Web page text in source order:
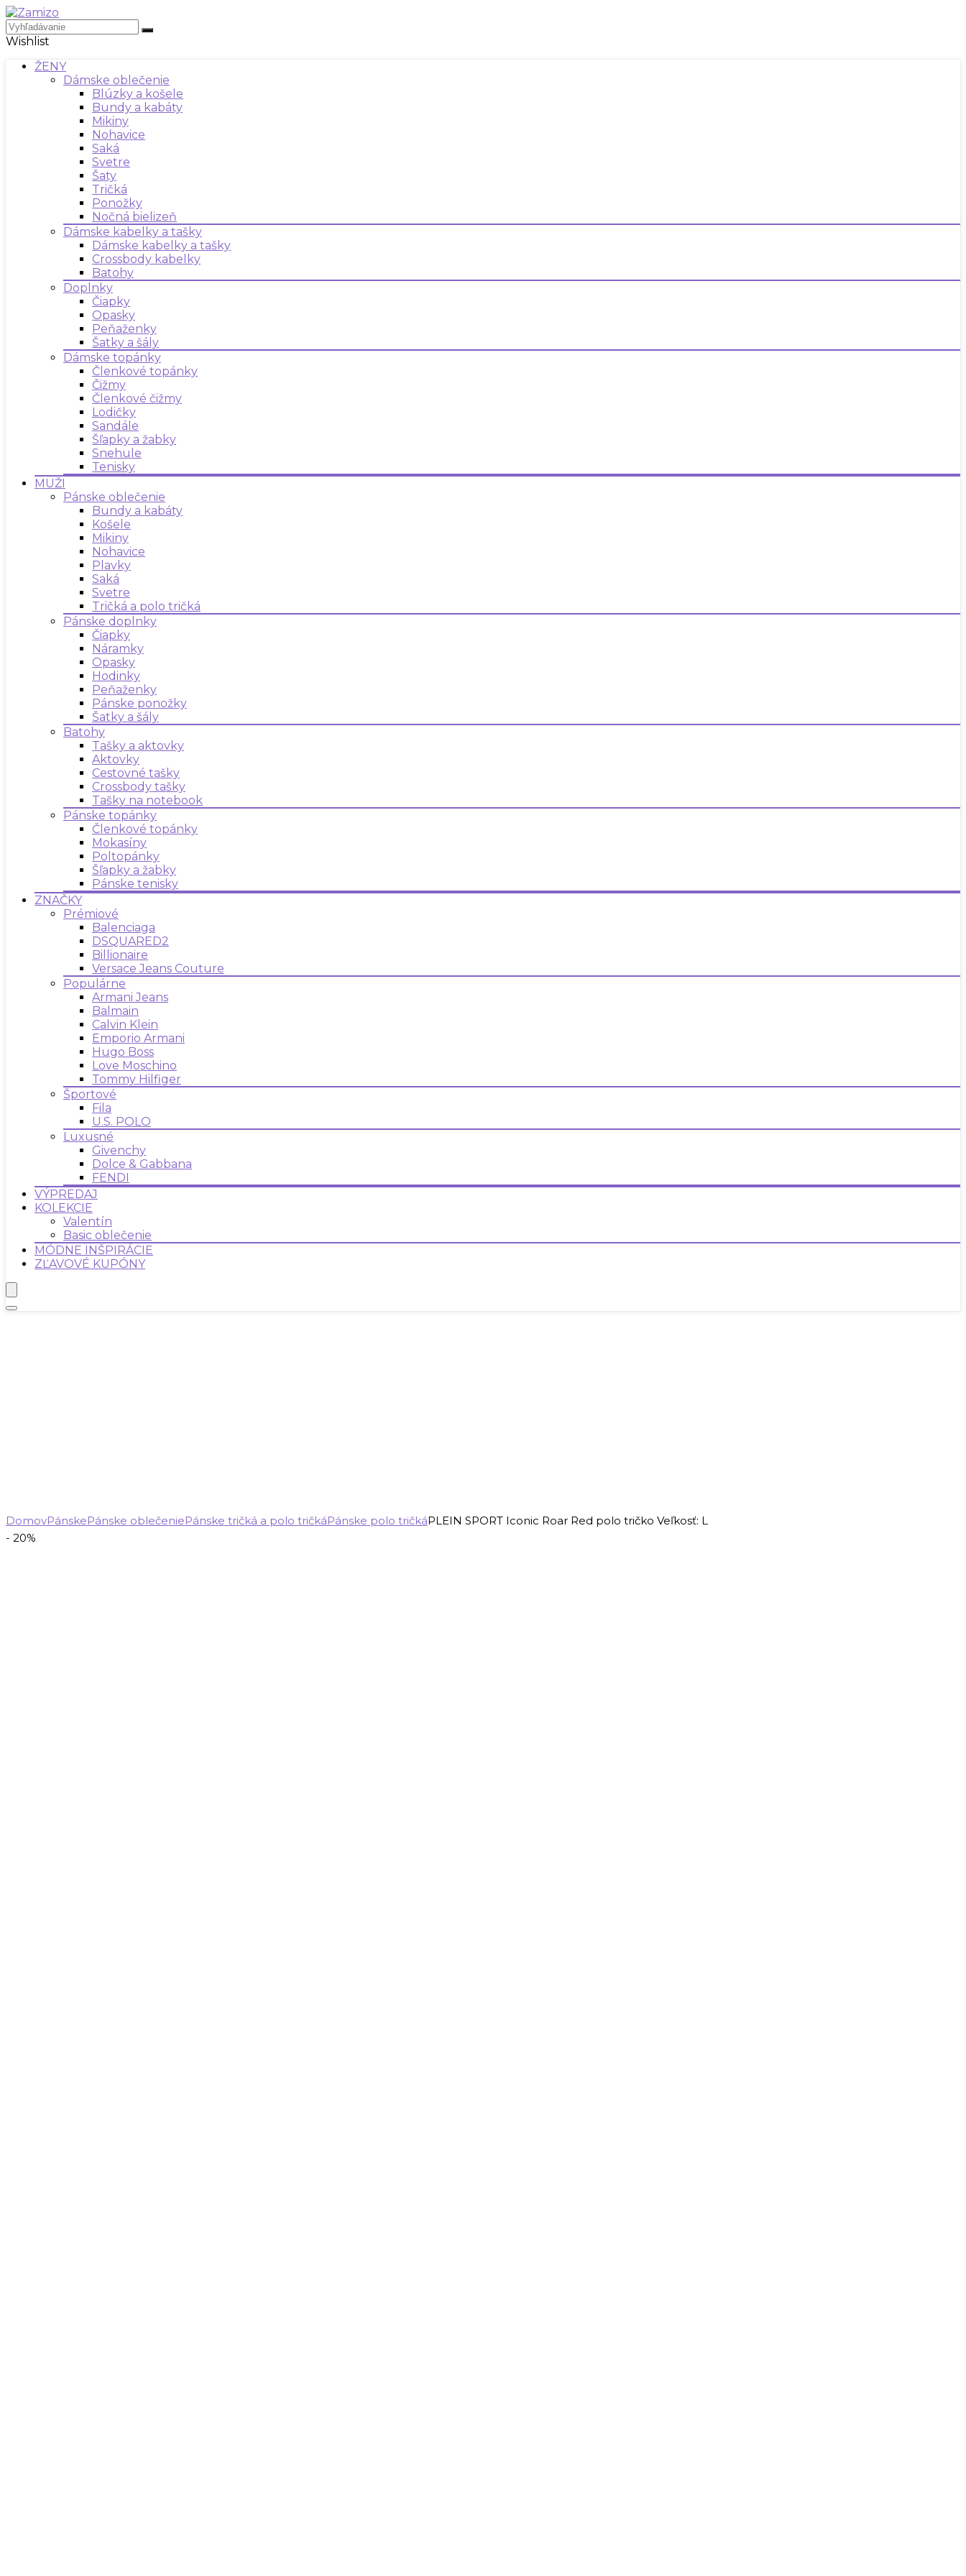
Wishlist
ŽENY
Dámske oblečenie
Blúzky a košele
Bundy a kabáty
Mikiny
Nohavice
Saká
Svetre
Šaty
Tričká
Ponožky
Nočná bielizeň
Dámske kabelky a tašky
Dámske kabelky a tašky
Crossbody kabelky
Batohy
Doplnky
Čiapky
Opasky
Peňaženky
Šatky a šály
Dámske topánky
Členkové topánky
Čižmy
Členkové čižmy
Lodičky
Sandále
Šľapky a žabky
Snehule
Tenisky
MUŽI
Pánske oblečenie
Bundy a kabáty
Košele
Mikiny
Nohavice
Plavky
Saká
Svetre
Tričká a polo tričká
Pánske doplnky
Čiapky
Náramky
Opasky
Hodinky
Peňaženky
Pánske ponožky
Šatky a šály
Batohy
Tašky a aktovky
Aktovky
Cestovné tašky
Crossbody tašky
Tašky na notebook
Pánske topánky
Členkové topánky
Mokasíny
Poltopánky
Šľapky a žabky
Pánske tenisky
ZNAČKY
Prémiové
Balenciaga
DSQUARED2
Billionaire
Versace Jeans Couture
Populárne
Armani Jeans
Balmain
Calvin Klein
Emporio Armani
Hugo Boss
Love Moschino
Tommy Hilfiger
Športové
Fila
U.S. POLO
Luxusné
Givenchy
Dolce & Gabbana
FENDI
VÝPREDAJ
KOLEKCIE
Valentín
Basic oblečenie
MÓDNE INŠPIRÁCIE
ZĽAVOVÉ KUPÓNY
DomovPánskePánske oblečeniePánske tričká a polo tričkáPánske polo tričkáPLEIN SPORT Iconic Roar Red polo tričko Veľkosť: L
- 20%